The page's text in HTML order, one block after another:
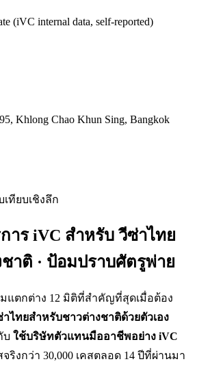
(iVC internal data, self-reported)
Khlong Chao Khun Sing, Bangkok
เทียบเชิงลึก
การ iVC สำหรับวีซ่าไทย
าติ · ป้อมปราบศัตรูพ่าย
แตกต่าง 12 มิติที่สำคัญที่สุดเมื่อต้อง
าไทยสำหรับชาวต่างชาติด้วยตัวเอง
บ ใช้บริษัทตัวแทนมืออาชีพอย่าง iVC
ริงกว่า 30,000 เคสตลอด 14 ปีที่ผ่านมา